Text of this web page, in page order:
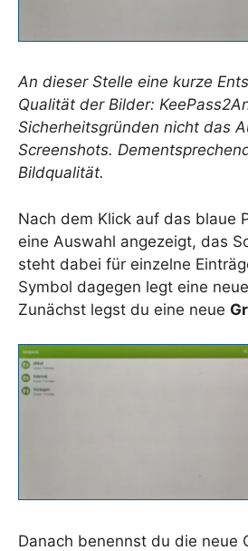
An dieser Stelle eine kurze
Qualität der Bilder:
Sicherheitsgründen nicht das
Screenshots.
Bildqualität.
Nach dem Klick auf das blaue
eine Auswahl angezeigt, das
steht dabei für einzelne
Symbol dagegen legt eine
Zunächst legst du eine neue
Danach benennst du die neue